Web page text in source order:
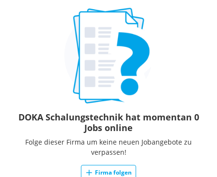
DOKA Schalungstechnik hat momentan 0
Jobs online
Folge dieser Firma um keine neuen Jobangebote zu
verpassen!
Firma folgen